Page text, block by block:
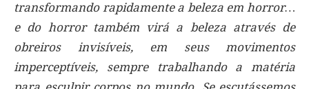
transformando rapidamente a beleza em horror…
e do horror também virá a beleza através de
obreiros invisíveis, em seus movimentos
imperceptíveis, sempre trabalhando a matéria